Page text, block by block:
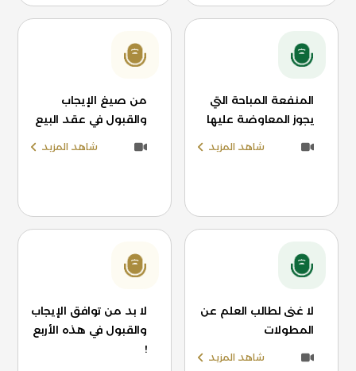
المنفعة المباحة التي
يجوز المعاوضة عليها
شاهد المزيد
من صيغ الإيجاب
والقبول في عقد البيع
شاهد المزيد
لا غنى لطالب العلم عن
المطولات
شاهد المزيد
لا بد من توافق الإيجاب
والقبول في هذه الأربع
!